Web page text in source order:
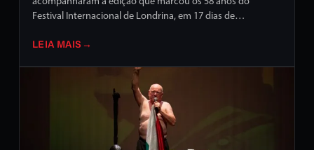
Festival Internacional de Londrina, em 17 dias de
LEIA MAIS →